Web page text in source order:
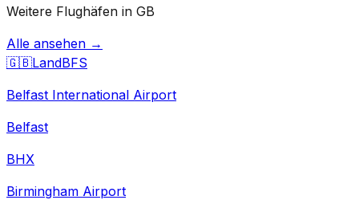
Weitere Flughäfen in GB
Alle ansehen →
🇬🇧LandBFS
Belfast International Airport
Belfast
BHX
Birmingham Airport